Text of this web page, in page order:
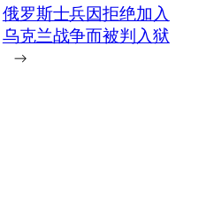
俄罗斯士兵因拒绝加入
乌克兰战争而被判入狱
→